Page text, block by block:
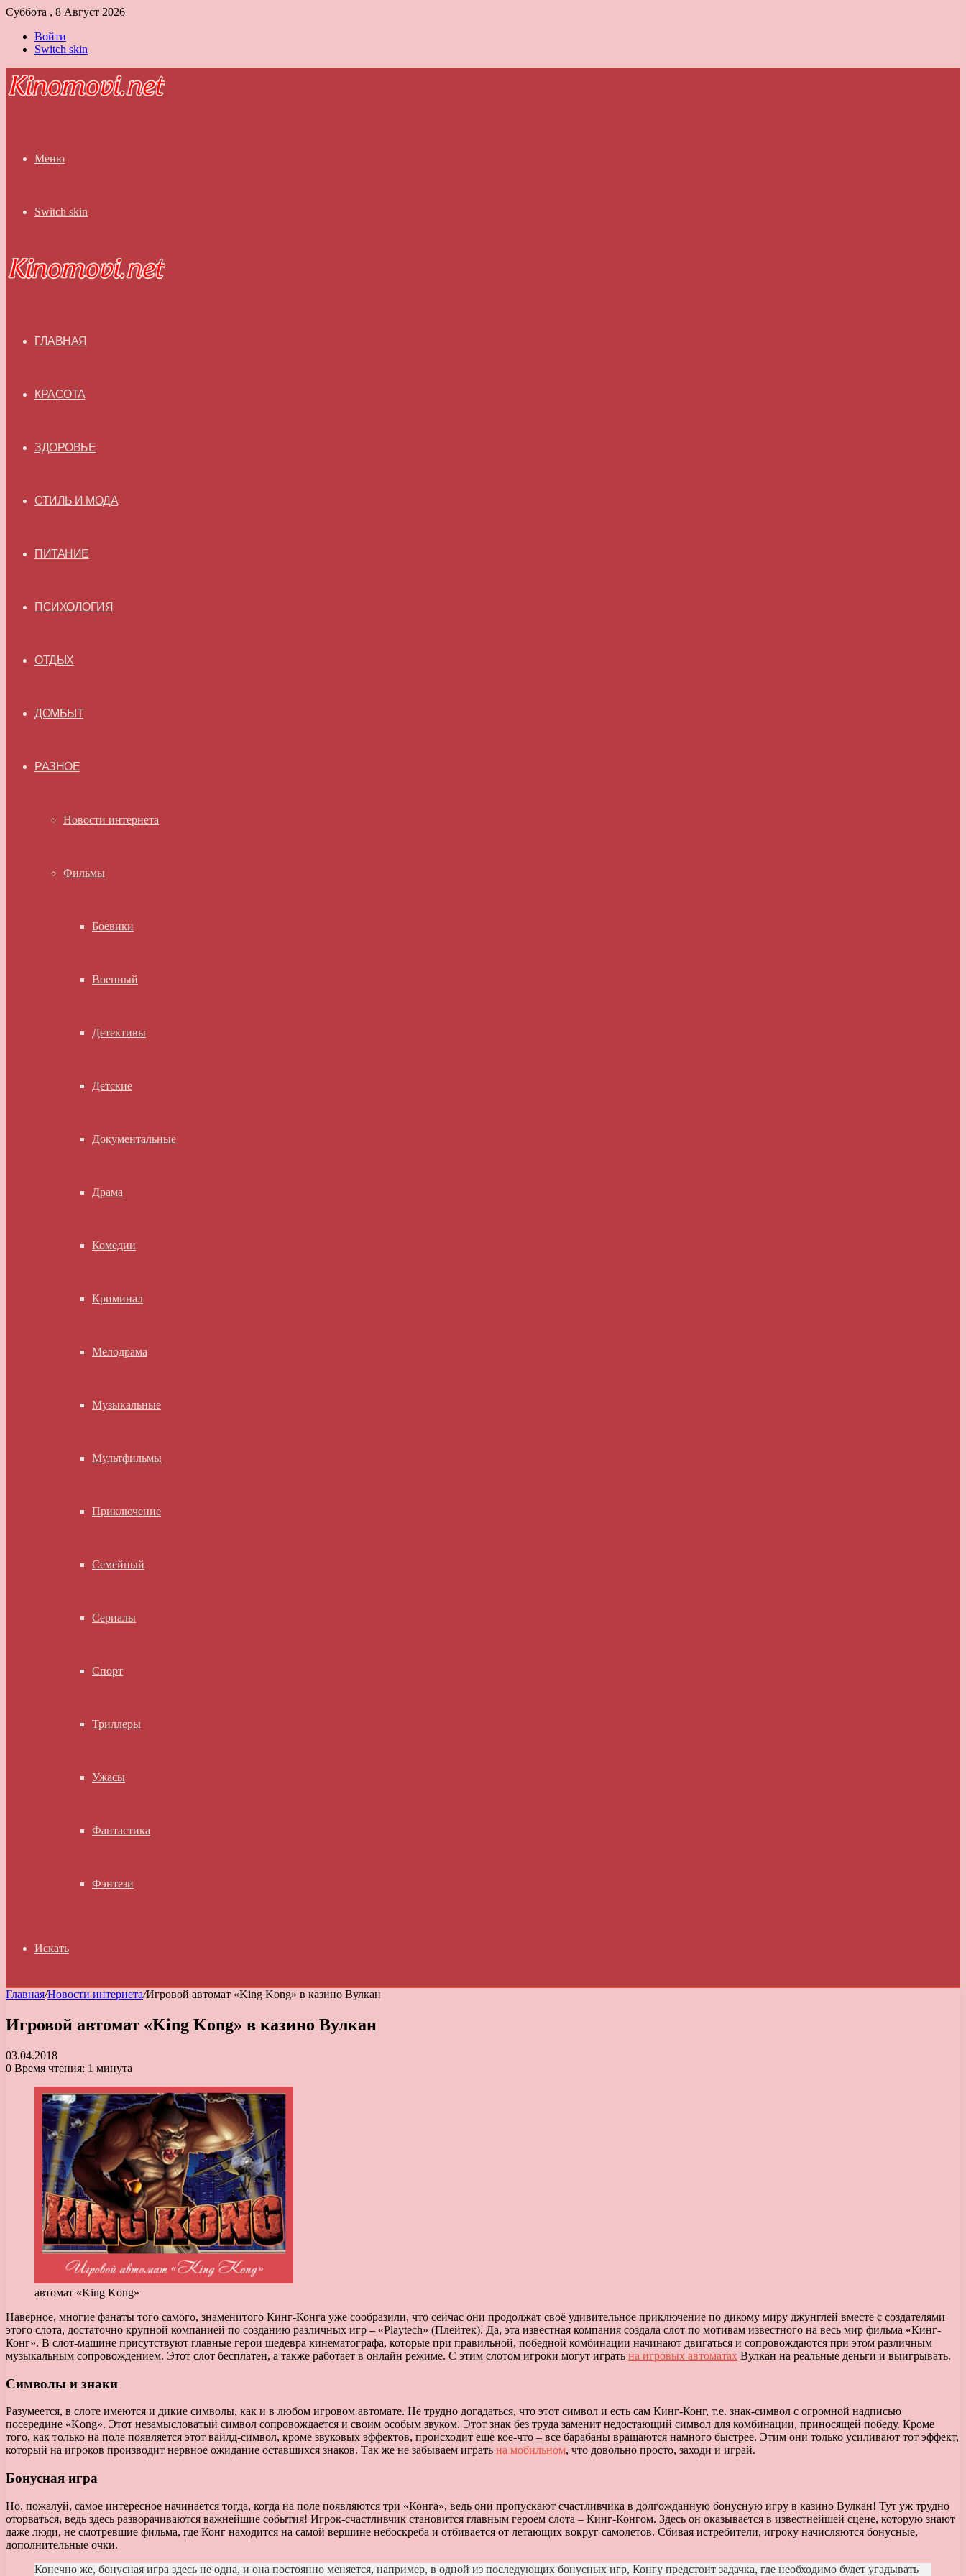
Суббота , 8 Август 2026
Войти
Switch skin
Меню
Switch skin
ГЛАВНАЯ
КРАСОТА
ЗДОРОВЬЕ
СТИЛЬ И МОДА
ПИТАНИЕ
ПСИХОЛОГИЯ
ОТДЫХ
ДОМБЫТ
РАЗНОЕ
Новости интернета
Фильмы
Боевики
Военный
Детективы
Детские
Документальные
Драма
Комедии
Криминал
Мелодрама
Музыкальные
Мультфильмы
Приключение
Семейный
Сериалы
Спорт
Триллеры
Ужасы
Фантастика
Фэнтези
Искать
Главная/Новости интернета/Игровой автомат «King Kong» в казино Вулкан
Игровой автомат «King Kong» в казино Вулкан
03.04.2018
0 Время чтения: 1 минута
автомат «King Kong»
Наверное, многие фанаты того самого, знаменитого Кинг-Конга уже сообразили, что сейчас они продолжат своё удивительное приключение по дикому миру джунглей вместе с создателями
этого слота, достаточно крупной компанией по созданию различных игр – «Playtech» (Плейтек). Да, эта известная компания создала слот по мотивам известного на весь мир фильма «Кинг-
Конг». В слот-машине присутствуют главные герои шедевра кинематографа, которые при правильной, победной комбинации начинают двигаться и сопровождаются при этом различным
музыкальным сопровождением. Этот слот бесплатен, а также работает в онлайн режиме. С этим слотом игроки могут играть на игровых автоматах Вулкан на реальные деньги и выигрывать.
Символы и знаки
Разумеется, в слоте имеются и дикие символы, как и в любом игровом автомате. Не трудно догадаться, что этот символ и есть сам Кинг-Конг, т.е. знак-символ с огромной надписью
посередине «Kong». Этот незамысловатый символ сопровождается и своим особым звуком. Этот знак без труда заменит недостающий символ для комбинации, приносящей победу. Кроме
того, как только на поле появляется этот вайлд-символ, кроме звуковых эффектов, происходит еще кое-что – все барабаны вращаются намного быстрее. Этим они только усиливают тот эффект,
который на игроков производит нервное ожидание оставшихся знаков. Так же не забываем играть на мобильном, что довольно просто, заходи и играй.
Бонусная игра
Но, пожалуй, самое интересное начинается тогда, когда на поле появляются три «Конга», ведь они пропускают счастливчика в долгожданную бонусную игру в казино Вулкан! Тут уж трудно
оторваться, ведь здесь разворачиваются важнейшие события! Игрок-счастливчик становится главным героем слота – Кинг-Конгом. Здесь он оказывается в известнейшей сцене, которую знают
даже люди, не смотревшие фильма, где Конг находится на самой вершине небоскреба и отбивается от летающих вокруг самолетов. Сбивая истребители, игроку начисляются бонусные,
дополнительные очки.
Конечно же, бонусная игра здесь не одна, и она постоянно меняется, например, в одной из последующих бонусных игр, Конгу предстоит задачка, где необходимо будет угадывать